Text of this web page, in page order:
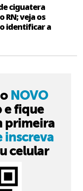
ciguatera
RN; veja os
identificar a
NOVO
e fique
primeira
inscreva
celular